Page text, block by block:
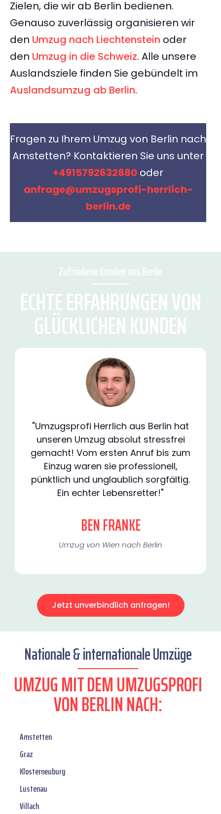
Zielen, die wir ab Berlin bedienen.
Genauso zuverlässig organisieren wir
den Umzug nach Liechtenstein oder
den Umzug in die Schweiz. Alle unsere
Auslandsziele finden Sie gebündelt im
Auslandsumzug ab Berlin.
Fragen zu Ihrem Umzug von Berlin nach
Amstetten? Kontaktieren Sie uns unter
+4915792632880 oder
anfrage@umzugsprofi-herrlich-
berlin.de
Zufriedene Kunden aus Berlin
ECHTE ERFAHRUNGEN VON
GLÜCKLICHEN KUNDEN
"Umzugsprofi Herrlich aus Berlin hat
unseren Umzug absolut stressfrei
gemacht! Vom ersten Anruf bis zum
Einzug waren sie professionell,
pünktlich und unglaublich sorgfältig.
Ein echter Lebensretter!"
BEN FRANKE
Umzug von Wien nach Berlin
Jetzt unverbindlich anfragen!
Nationale & internationale Umzüge
UMZUG MIT DEM UMZUGSPROFI
VON BERLIN NACH:
Amstetten
Graz
Klosterneuburg
Lustenau
Villach